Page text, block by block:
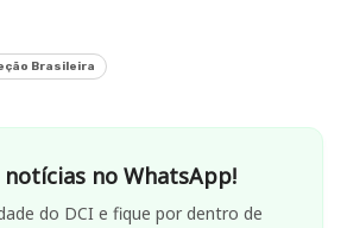
Brasileira
notícias no WhatsApp!
do DCI e fique por dentro de